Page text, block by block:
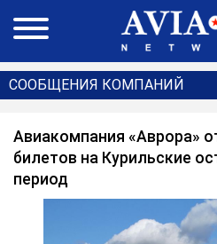
СООБЩЕНИЯ КОМПАНИЙ
Авиакомпания «Аврора»
билетов на Курильские
период